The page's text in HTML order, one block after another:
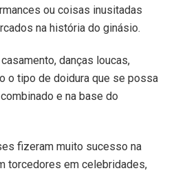
ou coisas inusitadas
na história do ginásio.
danças loucas,
o tipo de doidura que se possa
e na base do
fizeram muito sucesso na
torcedores em celebridades,